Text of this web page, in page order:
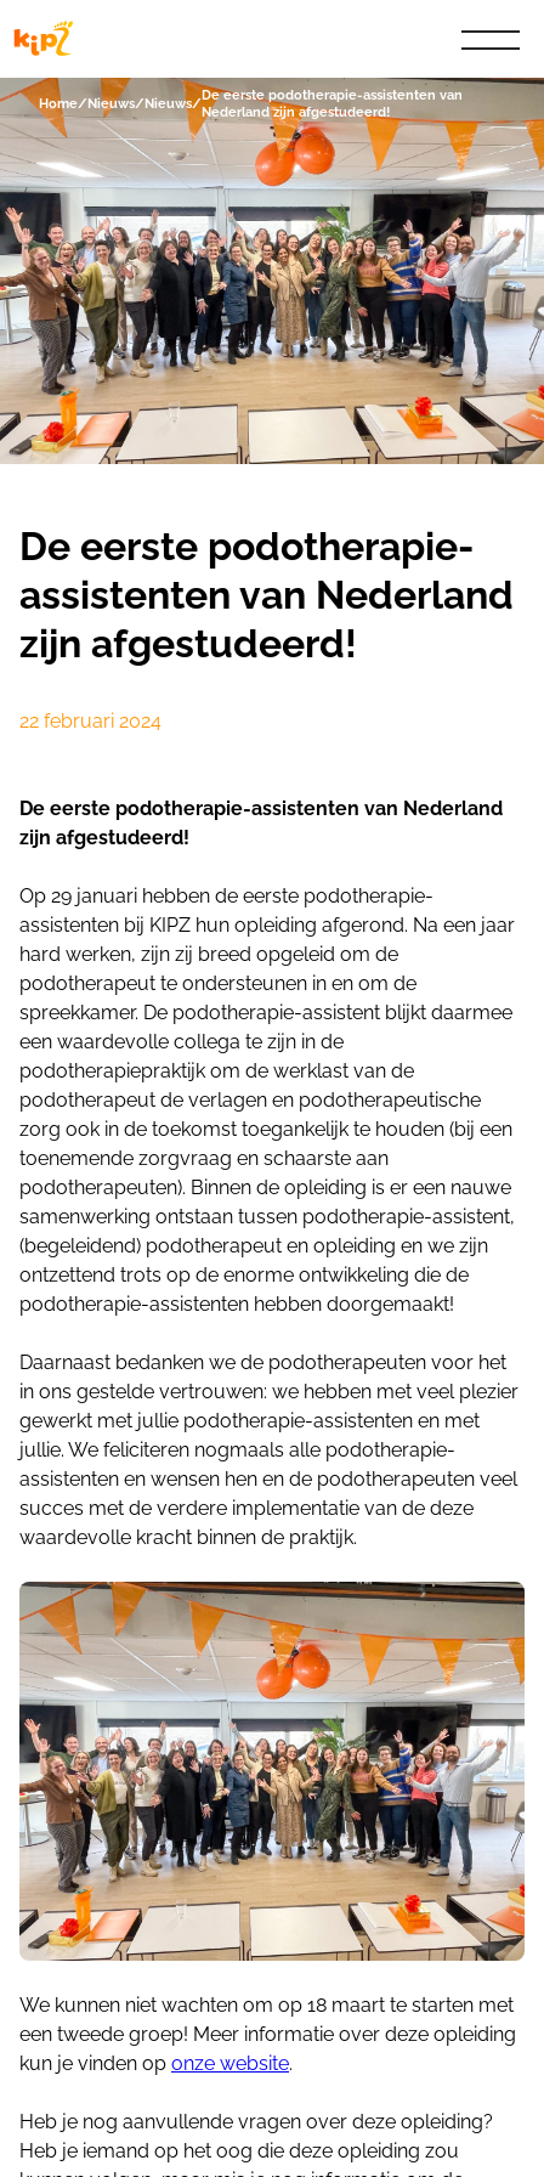
Home/Nieuws/Nieuws/
De eerste podotherapie-assistenten van
Nederland zijn afgestudeerd!
De eerste podotherapie-
assistenten van Nederland
zijn afgestudeerd!
22 februari 2024
De eerste podotherapie-assistenten van Nederland
zijn afgestudeerd!
Op 29 januari hebben de eerste podotherapie-
assistenten bij KIPZ hun opleiding afgerond. Na een jaar
hard werken, zijn zij breed opgeleid om de
podotherapeut te ondersteunen in en om de
spreekkamer. De podotherapie-assistent blijkt daarmee
een waardevolle collega te zijn in de
podotherapiepraktijk om de werklast van de
podotherapeut de verlagen en podotherapeutische
zorg ook in de toekomst toegankelijk te houden (bij een
toenemende zorgvraag en schaarste aan
podotherapeuten). Binnen de opleiding is er een nauwe
samenwerking ontstaan tussen podotherapie-assistent,
(begeleidend) podotherapeut en opleiding en we zijn
ontzettend trots op de enorme ontwikkeling die de
podotherapie-assistenten hebben doorgemaakt!
Daarnaast bedanken we de podotherapeuten voor het
in ons gestelde vertrouwen: we hebben met veel plezier
gewerkt met jullie podotherapie-assistenten en met
jullie. We feliciteren nogmaals alle podotherapie-
assistenten en wensen hen en de podotherapeuten veel
succes met de verdere implementatie van de deze
waardevolle kracht binnen de praktijk.
We kunnen niet wachten om op 18 maart te starten met
een tweede groep! Meer informatie over deze opleiding
kun je vinden op onze website.
Heb je nog aanvullende vragen over deze opleiding?
Heb je iemand op het oog die deze opleiding zou